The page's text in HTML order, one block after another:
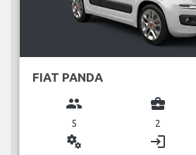
FIAT PANDA
group
5
business_center
2
miscellaneous_services login